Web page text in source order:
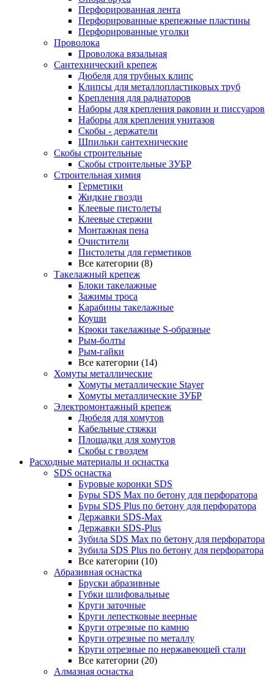
Перфорированная лента
Перфорированные крепежные пластины
Перфорированные уголки
Проволока
Проволока вязальная
Сантехнический крепеж
Дюбеля для трубных клипс
Клипсы для металлопластиковых труб
Крепления для радиаторов
Наборы для крепления раковин и писсуаров
Наборы для крепления унитазов
Скобы - держатели
Шпильки сантехнические
Скобы строительные
Скобы строительные ЗУБР
Строительная химия
Герметики
Жидкие гвозди
Клеевые пистолеты
Клеевые стержни
Монтажная пена
Очистители
Пистолеты для герметиков
Все категории (8)
Такелажный крепеж
Блоки такелажные
Зажимы троса
Карабины такелажные
Коуши
Крюки такелажные S-образные
Рым-болты
Рым-гайки
Все категории (14)
Хомуты металлические
Хомуты металлические Stayer
Хомуты металлические ЗУБР
Электромонтажный крепеж
Дюбеля для хомутов
Кабельные стяжки
Площадки для хомутов
Скобы с гвоздем
Расходные материалы и оснастка
SDS оснастка
Буровые коронки SDS
Буры SDS Max по бетону для перфоратора
Буры SDS Plus по бетону для перфоратора
Державки SDS-Max
Державки SDS-Plus
Зубила SDS Mах по бетону для перфоратора
Зубила SDS Plus по бетону для перфоратора
Все категории (10)
Абразивная оснастка
Бруски абразивные
Губки шлифовальные
Круги заточные
Круги лепестковые веерные
Круги отрезные по камню
Круги отрезные по металлу
Круги отрезные по нержавеющей стали
Все категории (20)
Алмазная оснастка